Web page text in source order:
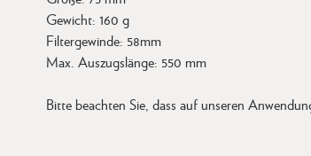
Gewicht: 160 g
Filtergewinde: 58mm
Max. Auszugslänge: 550 mm
Bitte beachten Sie, dass auf unseren